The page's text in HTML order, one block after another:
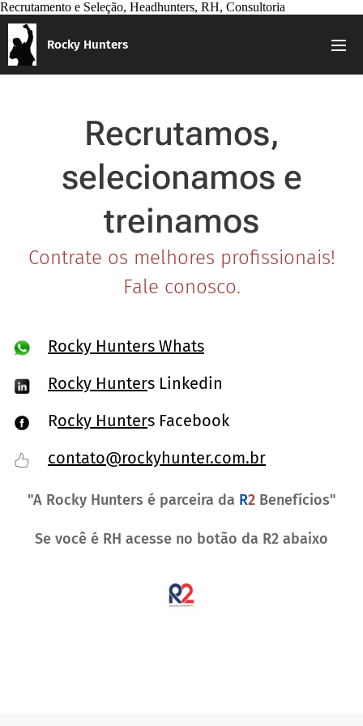
Recrutamento e Seleção, Headhunters, RH, Consultoria
Rocky Hunters
Recrutamos,
selecionamos e
treinamos
Contrate os melhores profissionais!
Fale conosco.
Rocky Hunters Whats
Rocky Hunters Linkedin
Rocky Hunters Facebook
contato@rockyhunter.com.br
"A Rocky Hunters é parceira da R2Benefícios"
Se você é RH acesse no botão da R2 abaixo